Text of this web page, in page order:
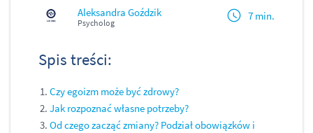
Aleksandra Goździk
Psycholog
7 min.
Spis treści:
Czy egoizm może być zdrowy?
Jak rozpoznać własne potrzeby?
Od czego zacząć zmiany? Podział obowiązków i